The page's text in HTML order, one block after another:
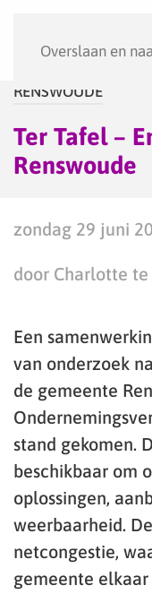
Overslaan en
RENSWOUDE
Ter Tafel –
Renswoude
zondag 29 juni
door Charlotte te
Een
van onderzoek
de gemeente
stand gekomen.
beschikbaar om
oplossingen,
weerbaarheid.
netcongestie,
gemeente